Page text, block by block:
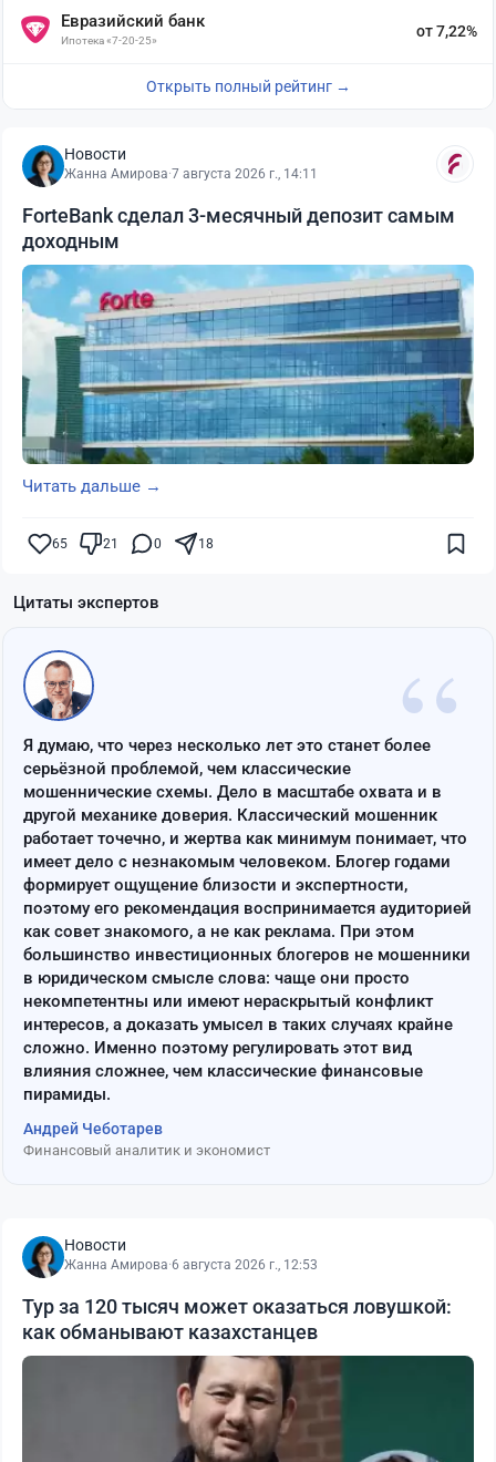
Евразийский банк
Ипотека «7-20-25»
от 7,22%
Открыть полный рейтинг →
Новости
Жанна Амирова·7 августа 2026 г., 14:11
ForteBank сделал 3-месячный депозит самым
доходным
Читать дальше →
65 21 0 18
Цитаты экспертов
“
Я думаю, что через несколько лет это станет более
серьёзной проблемой, чем классические
мошеннические схемы. Дело в масштабе охвата и в
другой механике доверия. Классический мошенник
работает точечно, и жертва как минимум понимает, что
имеет дело с незнакомым человеком. Блогер годами
формирует ощущение близости и экспертности,
поэтому его рекомендация воспринимается аудиторией
как совет знакомого, а не как реклама. При этом
большинство инвестиционных блогеров не мошенники
в юридическом смысле слова: чаще они просто
некомпетентны или имеют нераскрытый конфликт
интересов, а доказать умысел в таких случаях крайне
сложно. Именно поэтому регулировать этот вид
влияния сложнее, чем классические финансовые
пирамиды.
Андрей Чеботарев
Финансовый аналитик и экономист
Новости
Жанна Амирова·6 августа 2026 г., 12:53
Тур за 120 тысяч может оказаться ловушкой:
как обманывают казахстанцев